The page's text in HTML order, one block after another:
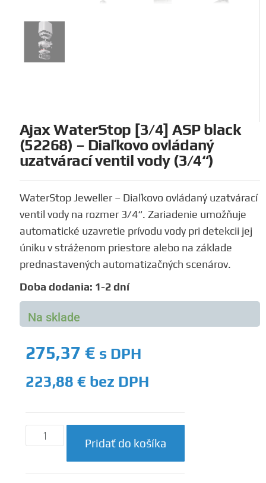
Ajax WaterStop [3/4] ASP black
(52268) – Diaľkovo ovládaný
uzatvárací ventil vody (3/4“)
WaterStop Jeweller – Diaľkovo ovládaný uzatvárací
ventil vody na rozmer 3/4“. Zariadenie umožňuje
automatické uzavretie prívodu vody pri detekcii jej
úniku v stráženom priestore alebo na základe
prednastavených automatizačných scenárov.
Doba dodania: 1-2 dní
Na sklade
275,37 € s DPH
223,88 € bez DPH
Pridať do košíka